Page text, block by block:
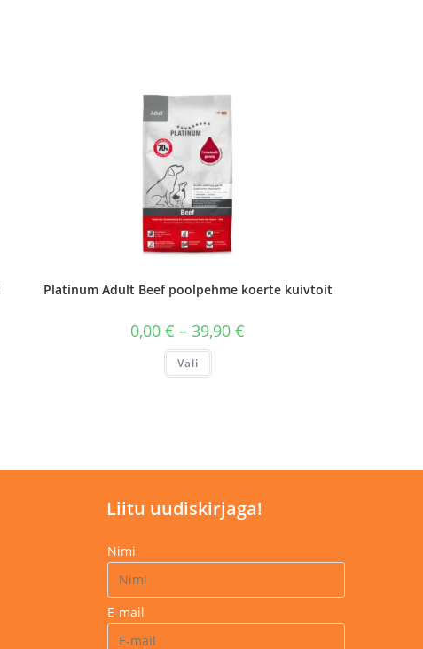
Platinum Adult Beef poolpehme koerte kuivtoit
0,00€ – 39,90€
Vali
Sellel
Liitu uudiskirjaga!
Nimi
E-mail